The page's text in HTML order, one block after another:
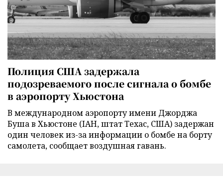
Полиция США задержала
подозреваемого после сигнала о бомбе
в аэропорту Хьюстона
В международном аэропорту имени Джорджа
Буша в Хьюстоне (IAH, штат Техас, США) задержан
один человек из-за информации о бомбе на борту
самолета, сообщает воздушная гавань.